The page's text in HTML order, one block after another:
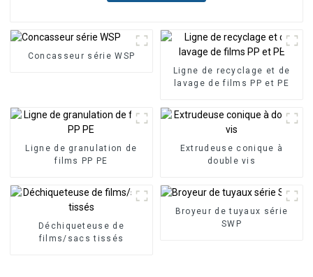
Concasseur série WSP
Ligne de recyclage et de
lavage de films PP et PE
Ligne de granulation de
films PP PE
Extrudeuse conique à
double vis
Déchiqueteuse de
films/sacs tissés
Broyeur de tuyaux série
SWP